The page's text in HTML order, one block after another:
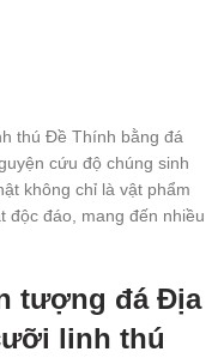
thú Đề Thính bằng đá
cứu độ chúng sinh
không chỉ là vật phẩm
độc đáo, mang đến nhiều
tượng đá Địa
linh thú